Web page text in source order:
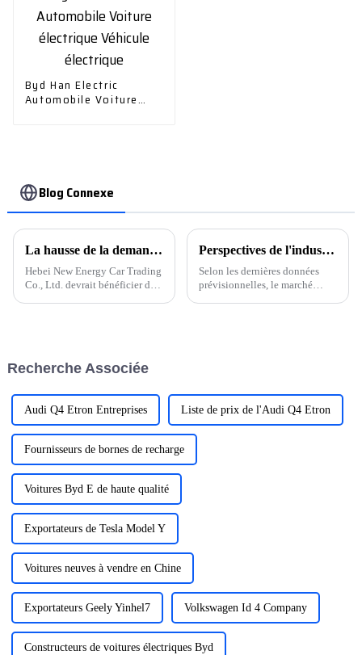
Byd Han Electric
Automobile Voiture
Blog Connexe
La hausse de la demande mondiale stimule les exportations de voitures
Hebei New Energy Car Trading
Co., Ltd. devrait bénéficier de
exportations.
Perspectives de l'industrie automobile et des pièces détachées pour 2024
Selon les dernières données
prévisionnelles, le marché
Recherche Associée
Audi Q4 Etron Entreprises Liste de prix de l'Audi Q4 Etron
Fournisseurs de bornes de recharge
Voitures Byd E de haute qualité
Exportateurs de Tesla Model Y
Voitures neuves à vendre en Chine
Exportateurs Geely Yinhel7 Volkswagen Id 4 Company
Constructeurs de voitures électriques Byd